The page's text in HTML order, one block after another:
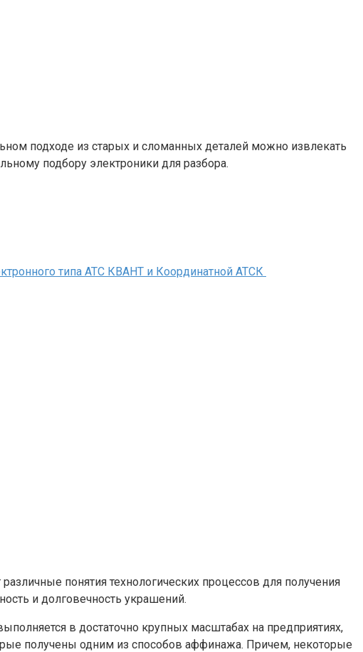
подходе из старых и сломанных деталей можно извлекать
подбору электроники для разбора.
типа АТС КВАНТ и Координатной АТСК
понятия технологических процессов для получения
и долговечность украшений.
в достаточно крупных масштабах на предприятиях,
получены одним из способов аффинажа. Причем, некоторые